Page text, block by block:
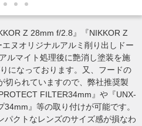
Z 28mm f/2.8』『NIKKOR Z
ヌオリジナルアルミ削り出しドー
ルマイト処理後に艶消し塗装を施
になっております。又、フードの
切られていますので、弊社推奨製
FILTER34mm』や『UNX-
』等の取り付けが可能です。
パクトなレンズのサイズ感が損なわ